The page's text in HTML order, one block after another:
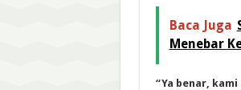
Baca Juga
Menebar
“Ya benar,